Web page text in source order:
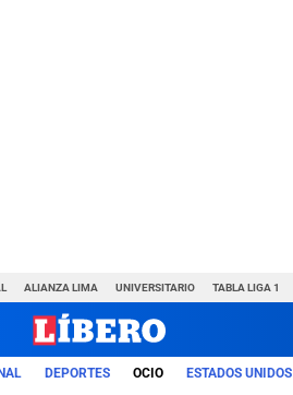
ALIANZA LIMA UNIVERSITARIO TABLA LIGA 1
DEPORTES OCIO ESTADOS UNIDOS